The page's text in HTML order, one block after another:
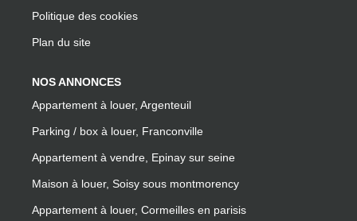
Politique des cookies
Plan du site
NOS ANNONCES
Appartement à louer, Argenteuil
Parking / box à louer, Franconville
Appartement à vendre, Epinay sur seine
Maison à louer, Soisy sous montmorency
Appartement à louer, Cormeilles en parisis